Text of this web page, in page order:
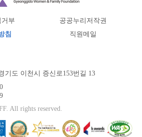
부
공공누리저작권
침
직원메일
기도 이천시 증신로153번길 13
All rights reserved.